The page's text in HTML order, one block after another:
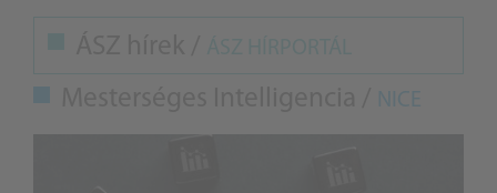
NICE